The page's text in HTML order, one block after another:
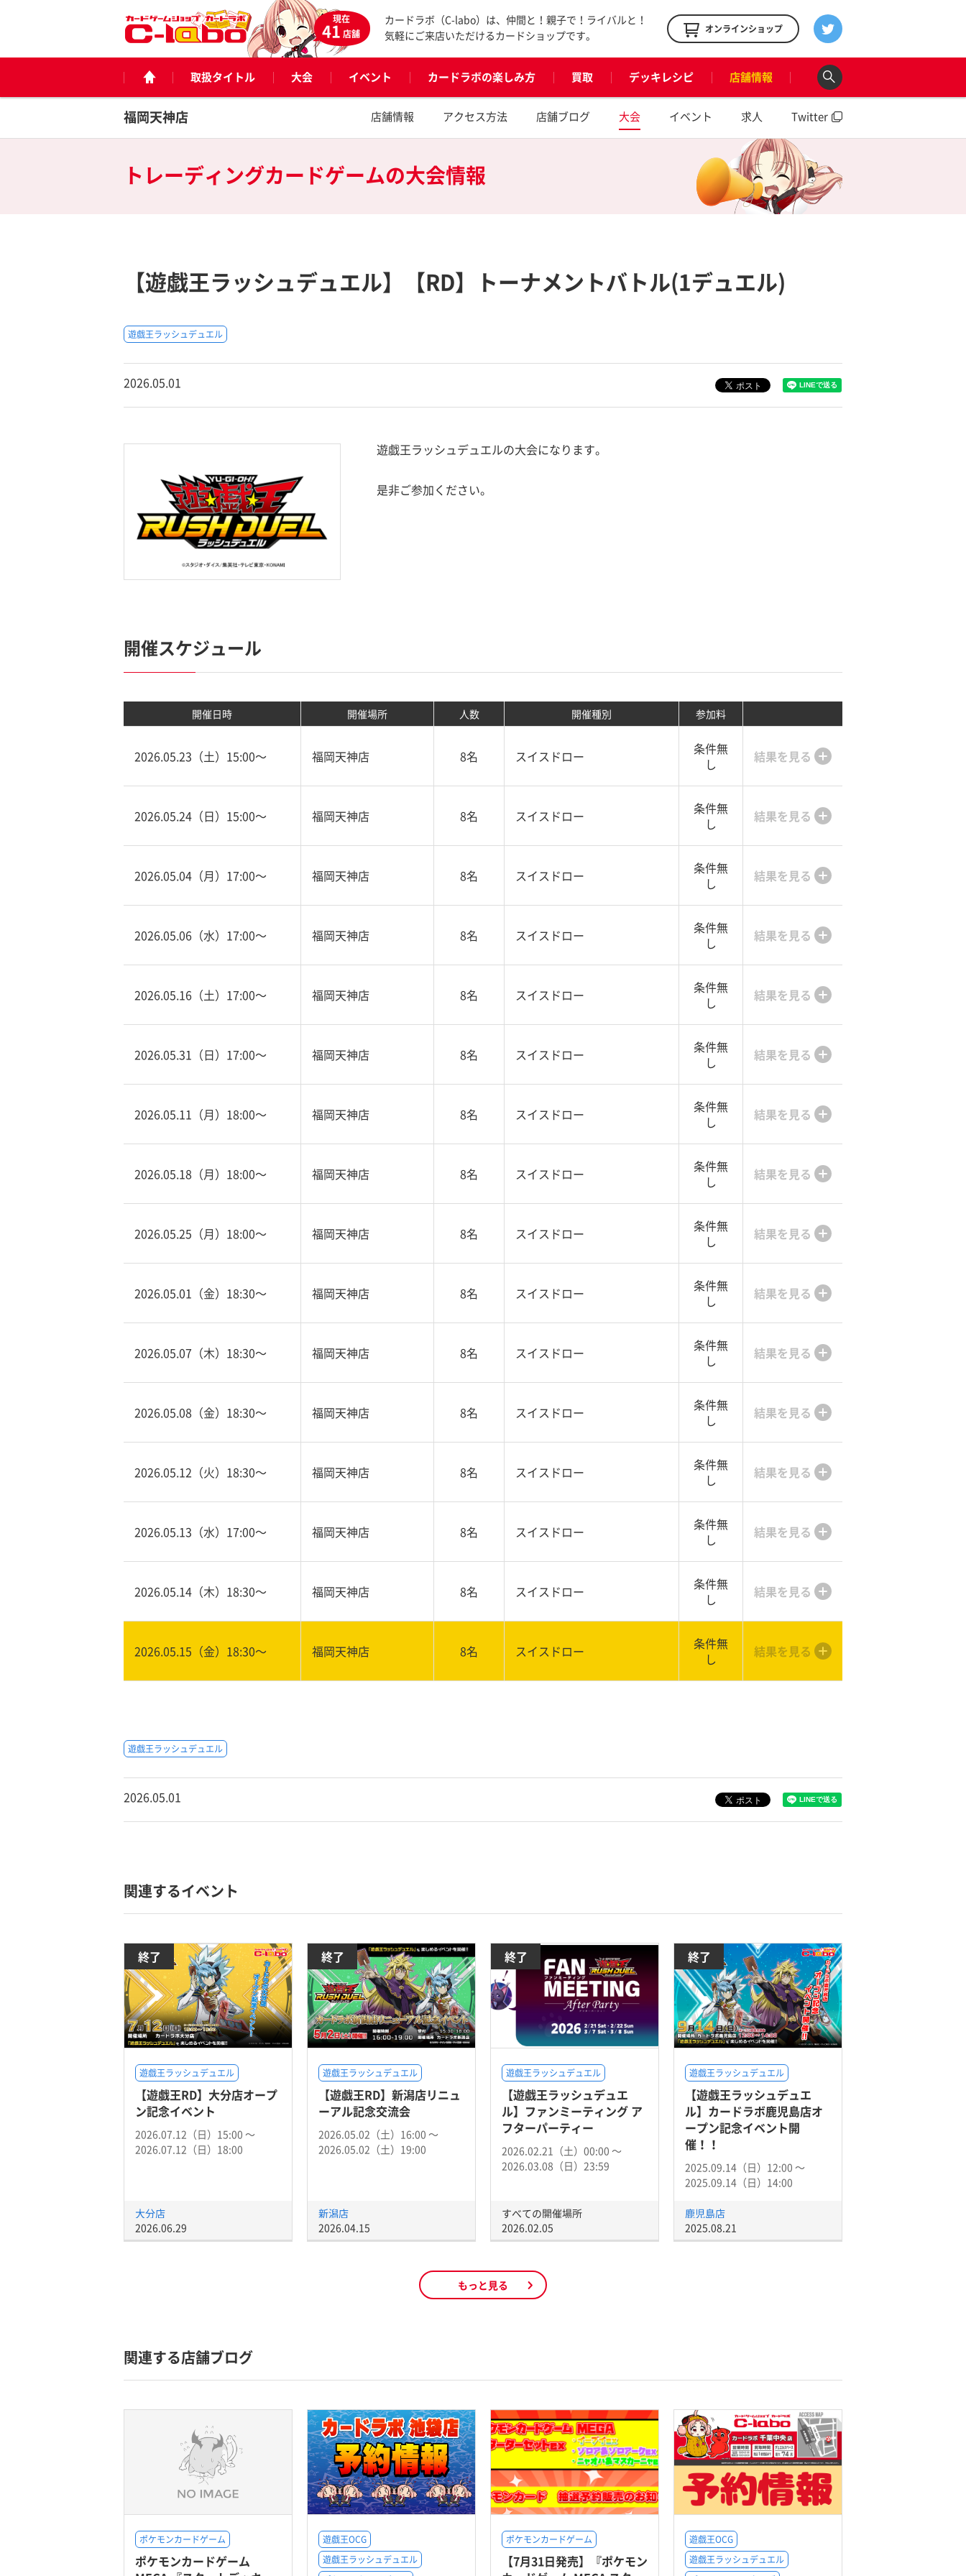
現在
41店舗
カードラボ（C-labo）は、仲間と！親子で！ライバルと！
気軽にご来店いただけるカードショップです。
オンラインショップ
取扱タイトル 大会 イベント カードラボの楽しみ方 買取 デッキレシピ 店舗情報
福岡天神店 店舗情報 アクセス方法 店舗ブログ 大会 イベント 求人 Twitter
トレーディングカードゲームの大会情報
【遊戯王ラッシュデュエル】【RD】トーナメントバトル(1デュエル)
遊戯王ラッシュデュエル
2026.05.01
遊戯王ラッシュデュエルの大会になります。
是非ご参加ください。
開催スケジュール
開催日時 開催場所 人数 開催種別 参加料
2026.05.23（土）15:00〜 福岡天神店 8名 スイスドロー
条件無
し
結果を見る
2026.05.24（日）15:00〜 福岡天神店 8名 スイスドロー
条件無
し
結果を見る
2026.05.04（月）17:00〜 福岡天神店 8名 スイスドロー
条件無
し
結果を見る
2026.05.06（水）17:00〜 福岡天神店 8名 スイスドロー
条件無
し
結果を見る
2026.05.16（土）17:00〜 福岡天神店 8名 スイスドロー
条件無
し
結果を見る
2026.05.31（日）17:00〜 福岡天神店 8名 スイスドロー
条件無
し
結果を見る
2026.05.11（月）18:00〜 福岡天神店 8名 スイスドロー
条件無
し
結果を見る
2026.05.18（月）18:00〜 福岡天神店 8名 スイスドロー
条件無
し
結果を見る
2026.05.25（月）18:00〜 福岡天神店 8名 スイスドロー
条件無
し
結果を見る
2026.05.01（金）18:30〜 福岡天神店 8名 スイスドロー
条件無
し
結果を見る
2026.05.07（木）18:30〜 福岡天神店 8名 スイスドロー
条件無
し
結果を見る
2026.05.08（金）18:30〜 福岡天神店 8名 スイスドロー
条件無
し
結果を見る
2026.05.12（火）18:30〜 福岡天神店 8名 スイスドロー
条件無
し
結果を見る
2026.05.13（水）17:00〜 福岡天神店 8名 スイスドロー
条件無
し
結果を見る
2026.05.14（木）18:30〜 福岡天神店 8名 スイスドロー
条件無
し
結果を見る
2026.05.15（金）18:30〜 福岡天神店 8名 スイスドロー
条件無
し
結果を見る
遊戯王ラッシュデュエル
2026.05.01
関連するイベント
終了
遊戯王ラッシュデュエル
【遊戯王RD】大分店オープ
ン記念イベント
2026.07.12（日）15:00 〜
2026.07.12（日）18:00
大分店
2026.06.29
終了
遊戯王ラッシュデュエル
【遊戯王RD】新潟店リニュ
ーアル記念交流会
2026.05.02（土）16:00 〜
2026.05.02（土）19:00
新潟店
2026.04.15
終了
遊戯王ラッシュデュエル
【遊戯王ラッシュデュエ
ル】ファンミーティング ア
フターパーティー
2026.02.21（土）00:00 〜
2026.03.08（日）23:59
すべての開催場所
2026.02.05
終了
遊戯王ラッシュデュエル
【遊戯王ラッシュデュエ
ル】カードラボ鹿児島店オ
ープン記念イベント開
催！！
2025.09.14（日）12:00 〜
2025.09.14（日）14:00
鹿児島店
2025.08.21
もっと見る
関連する店舗ブログ
ポケモンカードゲーム
ポケモンカードゲーム
遊戯王OCG
遊戯王ラッシュデュエル
ポケモンカードゲーム
【7月31日発売】『ポケモン
遊戯王OCG
遊戯王ラッシュデュエル